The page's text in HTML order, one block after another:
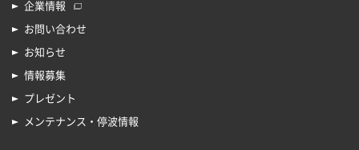
企業情報
お問い合わせ
お知らせ
情報募集
プレゼント
メンテナンス・停波情報